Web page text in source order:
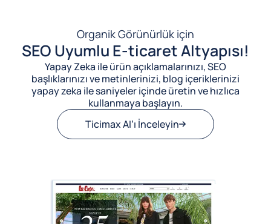
Organik Görünürlük için
SEO Uyumlu E-ticaret Altyapısı!
Yapay Zeka ile ürün açıklamalarınızı, SEO
başlıklarınızı ve metinlerinizi, blog içeriklerinizi
yapay zeka ile saniyeler içinde üretin ve hızlıca
kullanmaya başlayın.
Ticimax AI’ı İnceleyin